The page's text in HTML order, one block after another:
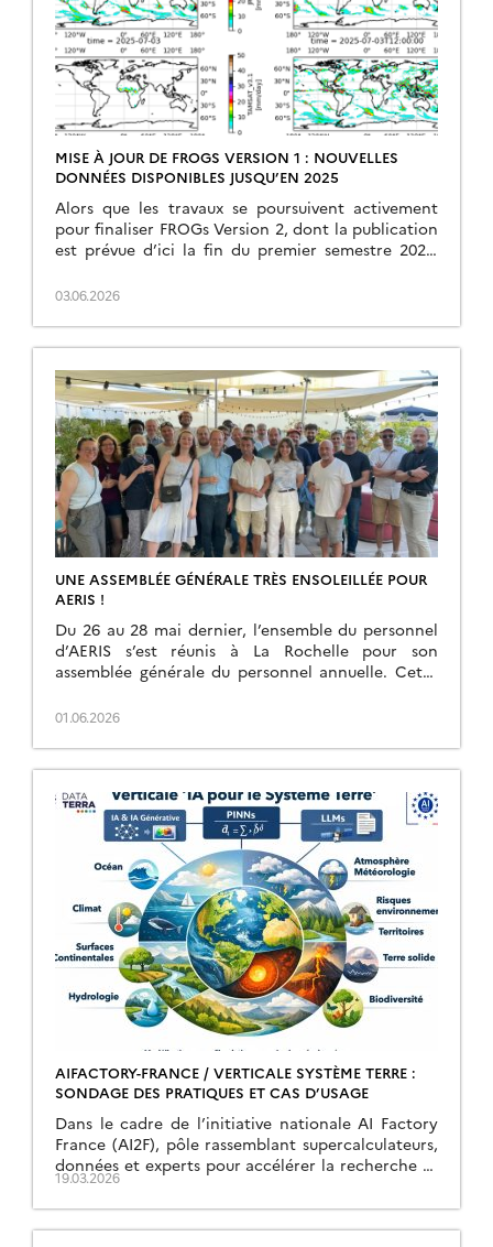
MISE À JOUR DE FROGS VERSION 1 : NOUVELLES
DONNÉES DISPONIBLES JUSQU’EN 2025
Alors que les travaux se poursuivent activement
pour finaliser FROGs Version 2, dont la publication
est prévue d’ici la fin du premier semestre 2026,
03.06.2026
UNE ASSEMBLÉE GÉNÉRALE TRÈS ENSOLEILLÉE POUR
AERIS !
Du 26 au 28 mai dernier, l’ensemble du personnel
d’AERIS s’est réunis à La Rochelle pour son
assemblée générale du personnel annuelle. Cette
01.06.2026
AIFACTORY-FRANCE / VERTICALE SYSTÈME TERRE :
SONDAGE DES PRATIQUES ET CAS D’USAGE
Dans le cadre de l’initiative nationale AI Factory
France (AI2F), pôle rassemblant supercalculateurs,
données et experts pour accélérer la recherche et
les applications de l’intelligence artificielle, une
verticale thématique dédiée aux systèmes
d’observation […]
19.03.2026